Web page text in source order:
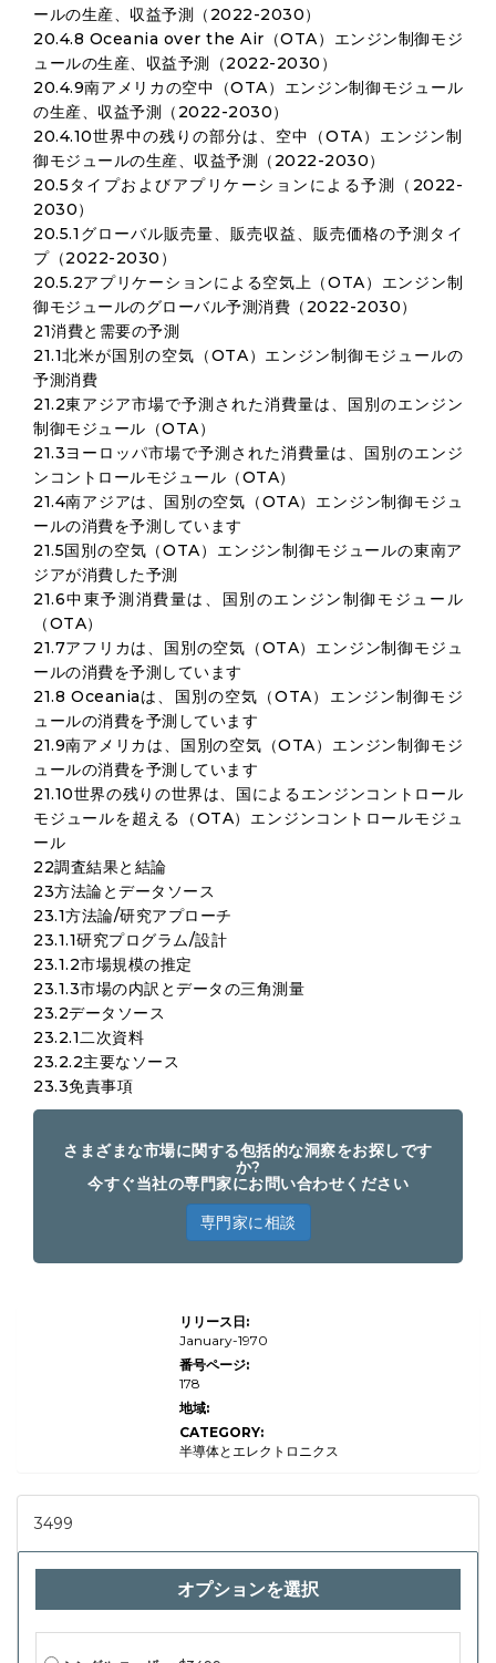
ールの生産、収益予測（2022-2030）
20.4.8 Oceania over the Air（OTA）エンジン制御モジ
ュールの生産、収益予測（2022-2030）
20.4.9南アメリカの空中（OTA）エンジン制御モジュール
の生産、収益予測（2022-2030）
20.4.10世界中の残りの部分は、空中（OTA）エンジン制
御モジュールの生産、収益予測（2022-2030）
20.5タイプおよびアプリケーションによる予測（2022-
2030）
20.5.1グローバル販売量、販売収益、販売価格の予測タイ
プ（2022-2030）
20.5.2アプリケーションによる空気上（OTA）エンジン制
御モジュールのグローバル予測消費（2022-2030）
21消費と需要の予測
21.1北米が国別の空気（OTA）エンジン制御モジュールの
予測消費
21.2東アジア市場で予測された消費量は、国別のエンジン
制御モジュール（OTA）
21.3ヨーロッパ市場で予測された消費量は、国別のエンジ
ンコントロールモジュール（OTA）
21.4南アジアは、国別の空気（OTA）エンジン制御モジュ
ールの消費を予測しています
21.5国別の空気（OTA）エンジン制御モジュールの東南ア
ジアが消費した予測
21.6中東予測消費量は、国別のエンジン制御モジュール
（OTA）
21.7アフリカは、国別の空気（OTA）エンジン制御モジュ
ールの消費を予測しています
21.8 Oceaniaは、国別の空気（OTA）エンジン制御モジ
ュールの消費を予測しています
21.9南アメリカは、国別の空気（OTA）エンジン制御モジ
ュールの消費を予測しています
21.10世界の残りの世界は、国によるエンジンコントロール
モジュールを超える（OTA）エンジンコントロールモジュ
ール
22調査結果と結論
23方法論とデータソース
23.1方法論/研究アプローチ
23.1.1研究プログラム/設計
23.1.2市場規模の推定
23.1.3市場の内訳とデータの三角測量
23.2データソース
23.2.1二次資料
23.2.2主要なソース
23.3免責事項
さまざまな市場に関する包括的な洞察をお探しです
か?
今すぐ当社の専門家にお問い合わせください
専門家に相談
リリース日:
January-1970
番号ページ:
178
地域:
CATEGORY:
半導体とエレクトロニクス
3499
オプションを選択